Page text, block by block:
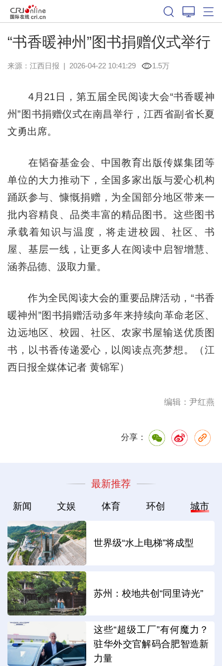
“书香暖神州”图书捐赠仪式举行
来源： 江西日报 | 2026-04-22 10:41:29 1.5万
4月21日，第五届全民阅读大会“书香暖神
州”图书捐赠仪式在南昌举行，江西省副省长夏
文勇出席。
在韬奋基金会、中国教育出版传媒集团等
单位的大力推动下，全国多家出版与爱心机构
踊跃参与、慷慨捐赠，为全国部分地区带来一
批内容精良、品类丰富的精品图书。这些图书
承载着知识与温度，将走进校园、社区、书
屋、基层一线，让更多人在阅读中启智增慧、
涵养品德、汲取力量。
作为全民阅读大会的重要品牌活动，“书香
暖神州”图书捐赠活动多年来持续向革命老区、
边远地区、校园、社区、农家书屋输送优质图
书，以书香传递爱心，以阅读点亮梦想。（江
西日报全媒体记者 黄锦军）
编辑：尹红燕
分享：
最新推荐
新闻 文娱 体育 环创 城市
世界级“水上电梯”将成型
苏州：校地共创“同里诗光”
这些“超级工厂”有何魔力？
驻华外交官解码合肥智造新
力量